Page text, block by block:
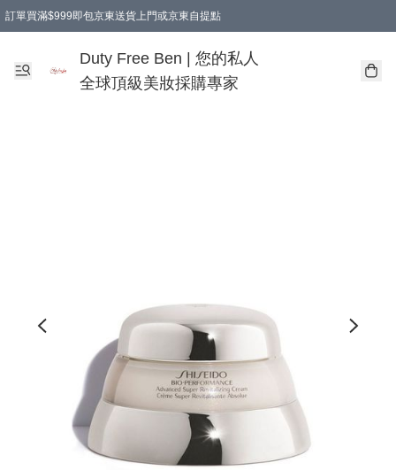
訂單買滿$999即包京東送貨上門或京東自提點
Duty Free Ben | 您的私人
全球頂級美妝採購專家